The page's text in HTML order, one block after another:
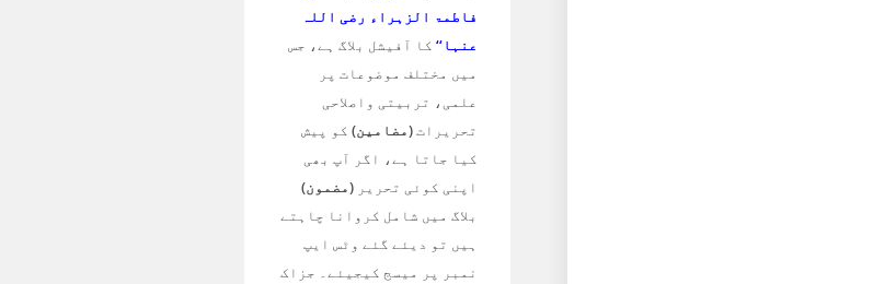
فاطمۃ الزہراء رضی اللہ
عنہا‘‘ کا آفیشل بلاگ ہے، جس
میں مختلف موضوعات پر
علمی، تربیتی واصلاحی
تحریرات(مضامین) کو پیش
کیا جاتا ہے، اگر آپ بھی
اپنی کوئی تحریر(مضمون)
بلاگ میں شامل کروانا چاہتے
ہیں تو دیئے گئے وٹس ایپ
نمبر پر میسج کیجیئے۔ جزاک